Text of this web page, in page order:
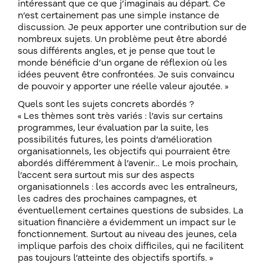
intéressant que ce que j’imaginais au départ. Ce
n’est certainement pas une simple instance de
discussion. Je peux apporter une contribution sur de
nombreux sujets. Un problème peut être abordé
sous différents angles, et je pense que tout le
monde bénéficie d’un organe de réflexion où les
idées peuvent être confrontées. Je suis convaincu
de pouvoir y apporter une réelle valeur ajoutée. »
Quels sont les sujets concrets abordés ?
« Les thèmes sont très variés : l’avis sur certains
programmes, leur évaluation par la suite, les
possibilités futures, les points d’amélioration
organisationnels, les objectifs qui pourraient être
abordés différemment à l’avenir… Le mois prochain,
l’accent sera surtout mis sur des aspects
organisationnels : les accords avec les entraîneurs,
les cadres des prochaines campagnes, et
éventuellement certaines questions de subsides. La
situation financière a évidemment un impact sur le
fonctionnement. Surtout au niveau des jeunes, cela
implique parfois des choix difficiles, qui ne facilitent
pas toujours l’atteinte des objectifs sportifs. »